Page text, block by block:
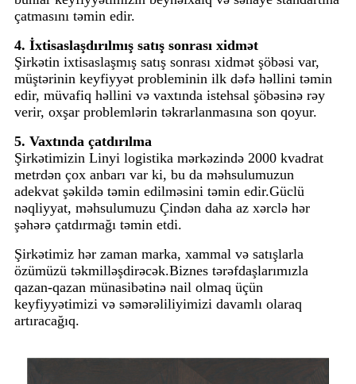
çatmasını təmin edir.
4. İxtisaslaşdırılmış satış sonrası xidmət
Şirkətin ixtisaslaşmış satış sonrası xidmət şöbəsi var,
müştərinin keyfiyyət probleminin ilk dəfə həllini təmin
edir, müvafiq həllini və vaxtında istehsal şöbəsinə rəy
verir, oxşar problemlərin təkrarlanmasına son qoyur.
5. Vaxtında çatdırılma
Şirkətimizin Linyi logistika mərkəzində 2000 kvadrat
metrdən çox anbarı var ki, bu da məhsulumuzun
adekvat şəkildə təmin edilməsini təmin edir.Güclü
nəqliyyat, məhsulumuzu Çindən daha az xərclə hər
şəhərə çatdırmağı təmin etdi.
Şirkətimiz hər zaman marka, xammal və satışlarla
özümüzü təkmilləşdirəcək.Biznes tərəfdaşlarımızla
qazan-qazan münasibətinə nail olmaq üçün
keyfiyyətimizi və səmərəliliyimizi davamlı olaraq
artıracağıq.